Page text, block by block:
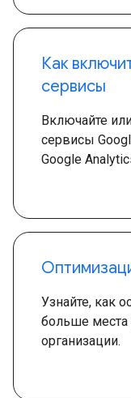
Как
сервисы
Включайте
сервисы
Google
Узнайте, как
больше
организации.